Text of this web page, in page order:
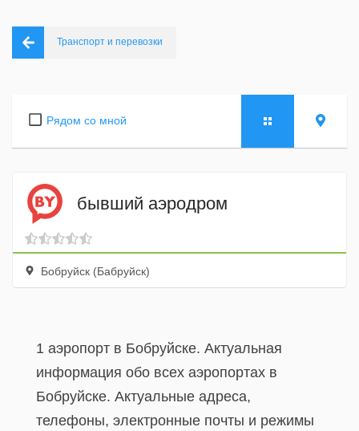
Транспорт и перевозки
Рядом со мной
бывший аэродром
Бобруйск (Бабруйск)
1 аэропорт в Бобруйске. Актуальная
информация обо всех аэропортах в
Бобруйске. Актуальные адреса,
телефоны, электронные почты и режимы